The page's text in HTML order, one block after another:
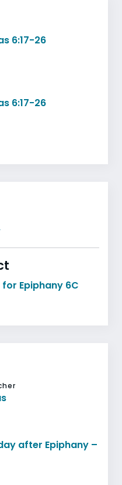
6:17-26
6:17-26
Epiphany 6C
after Epiphany –